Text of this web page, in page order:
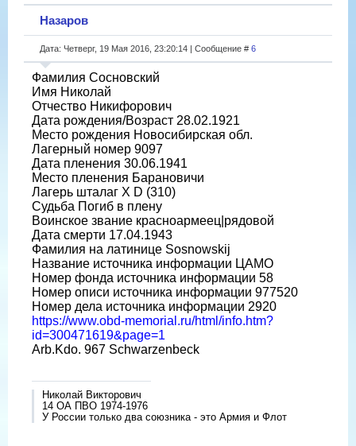
Назаров
Дата: Четверг, 19 Мая 2016, 23:20:14 | Сообщение # 6
Фамилия Сосновский
Имя Николай
Отчество Никифорович
Дата рождения/Возраст 28.02.1921
Место рождения Новосибирская обл.
Лагерный номер 9097
Дата пленения 30.06.1941
Место пленения Барановичи
Лагерь шталаг X D (310)
Судьба Погиб в плену
Воинское звание красноармеец|рядовой
Дата смерти 17.04.1943
Фамилия на латинице Sosnowskij
Название источника информации ЦАМО
Номер фонда источника информации 58
Номер описи источника информации 977520
Номер дела источника информации 2920
https://www.obd-memorial.ru/html/info.htm?
id=300471619&page=1
Arb.Kdo. 967 Schwarzenbeck
Николай Викторович
14 ОА ПВО 1974-1976
У России только два союзника - это Армия и Флот